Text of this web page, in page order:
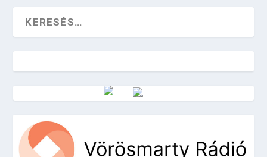
Vörösmarty Rádió